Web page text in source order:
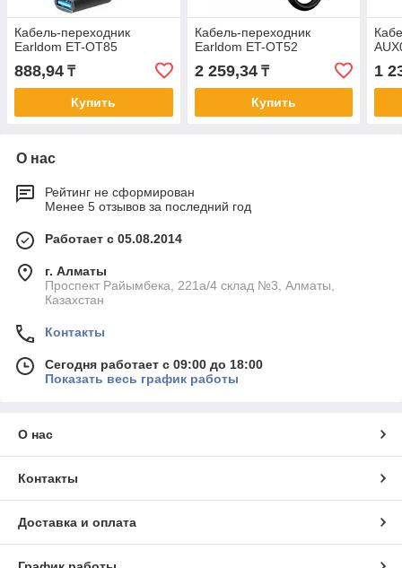
Кабель-переходник
Earldom ET-OT85
888,94 ₸
Купить
Кабель-переходник
Earldom ET-OT52
2 259,34₸
Купить
1
О нас
Рейтинг не сформирован
Менее 5 отзывов за последний год
Работает с 05.08.2014
г. Алматы
Проспект Райымбека, 221а/4 склад №3, Алматы,
Казахстан
Контакты
Сегодня работает с 09:00 до 18:00
Показать весь график работы
О нас
Контакты
Доставка и оплата